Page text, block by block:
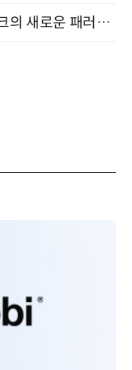
“AI와 함께 일하는 시대 ” - 스마트 워크의 새로운 패러다임 (9/11)